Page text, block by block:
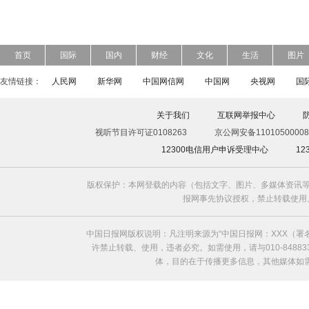
首页 国际 国内 财经 文化 生活 图片
友情链接： 人民网 新华网 中国网信网 中国网 央视网 国
关于我们 互联网举报中心
视听节目许可证0108263
京公网安备
12300电信用户申诉受理中心
版权保护：本网登载的内容（包括文字、图片、多媒体资
报网事先协议授权，禁止转载使
中国日报网版权说明：凡注明来源为“中国日报网：XXX（
许禁止转载、使用，违者必究。如需使用，请与010-
体，目的在于传播更多信息，其他媒体